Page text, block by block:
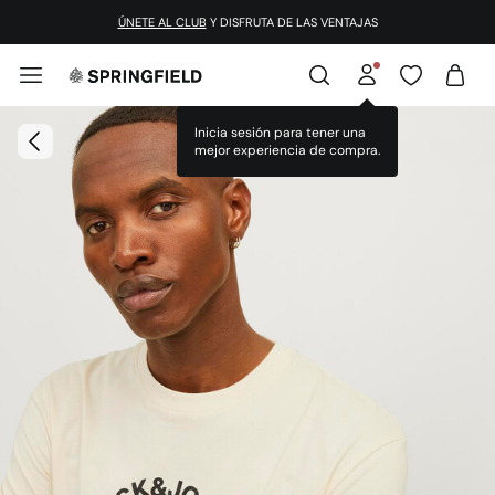
ÚNETE AL CLUB Y DISFRUTA DE LAS VENTAJAS
Inicia sesión para tener una
mejor experiencia de compra.